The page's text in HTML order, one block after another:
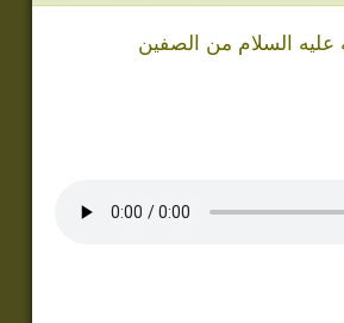
عليه السلام من الصفين